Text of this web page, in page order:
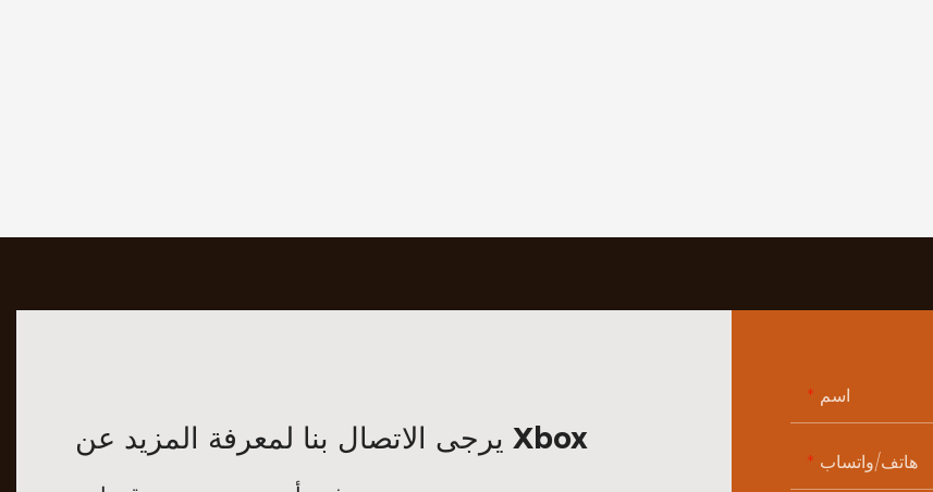
يرجى الاتصال بنا لمعرفة المزيد عن Xbox
اسم
هاتف/واتساب